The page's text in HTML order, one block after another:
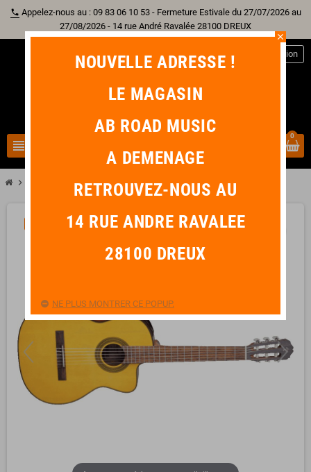
phone Appelez-nous au : 09 83 06 10 53 - Fermeture Estivale du 27/07/2026 au
27/08/2026 - 14 rue André Ravalée 28100 DREUX
view_headline
Connexion
0
chevron_right TAKAMINE GC1CE-NAT
close
NOUVELLE ADRESSE !
LE MAGASIN
AB ROAD MUSIC
A DEMENAGE
RETROUVEZ-NOUS AU
14 RUE ANDRE RAVALEE
28100 DREUX
NE PLUS MONTRER CE POPUP.